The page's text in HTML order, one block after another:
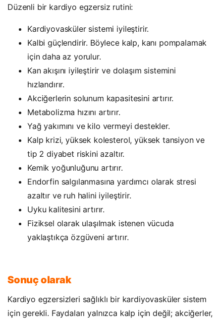
Düzenli bir kardiyo egzersiz rutini:
Kardiyovasküler sistemi iyileştirir.
Kalbi güçlendirir. Böylece kalp, kanı pompalamak
için daha az yorulur.
Kan akışını iyileştirir ve dolaşım sistemini
hızlandırır.
Akciğerlerin solunum kapasitesini artırır.
Metabolizma hızını artırır.
Yağ yakımını ve kilo vermeyi destekler.
Kalp krizi, yüksek kolesterol, yüksek tansiyon ve
tip 2 diyabet riskini azaltır.
Kemik yoğunluğunu artırır.
Endorfin salgılanmasına yardımcı olarak stresi
azaltır ve ruh halini iyileştirir.
Uyku kalitesini artırır.
Fiziksel olarak ulaşılmak istenen vücuda
yaklaştıkça özgüveni artırır.
Sonuç olarak
Kardiyo egzersizleri sağlıklı bir kardiyovasküler sistem
için gerekli. Faydaları yalnızca kalp için değil; akciğerler,